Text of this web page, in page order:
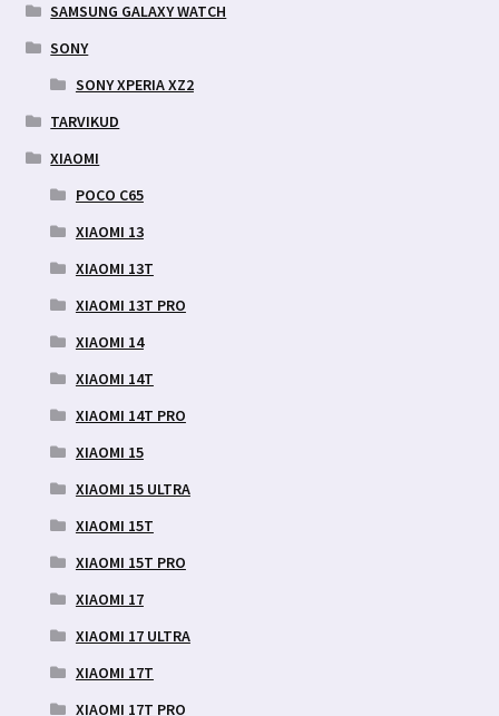
SAMSUNG GALAXY WATCH
SONY
SONY XPERIA XZ2
TARVIKUD
XIAOMI
POCO C65
XIAOMI 13
XIAOMI 13T
XIAOMI 13T PRO
XIAOMI 14
XIAOMI 14T
XIAOMI 14T PRO
XIAOMI 15
XIAOMI 15 ULTRA
XIAOMI 15T
XIAOMI 15T PRO
XIAOMI 17
XIAOMI 17 ULTRA
XIAOMI 17T
XIAOMI 17T PRO